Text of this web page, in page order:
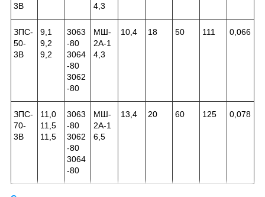
3В
4,3
ЗПС-
50-
3В
9,1
9,2
9,2
3063
-80
3064
-80
3062
-80
МШ-
2А-1
4,3
10,4 18 50 111 0,066
ЗПС-
70-
3В
11,0
11,5
11,5
3063
-80
3062
-80
3064
-80
МШ-
2А-1
6,5
13,4 20 60 125 0,078